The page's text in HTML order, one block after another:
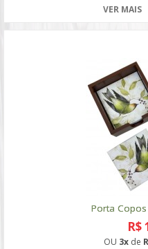
VER MAIS
Porta
R$
OU 3x de